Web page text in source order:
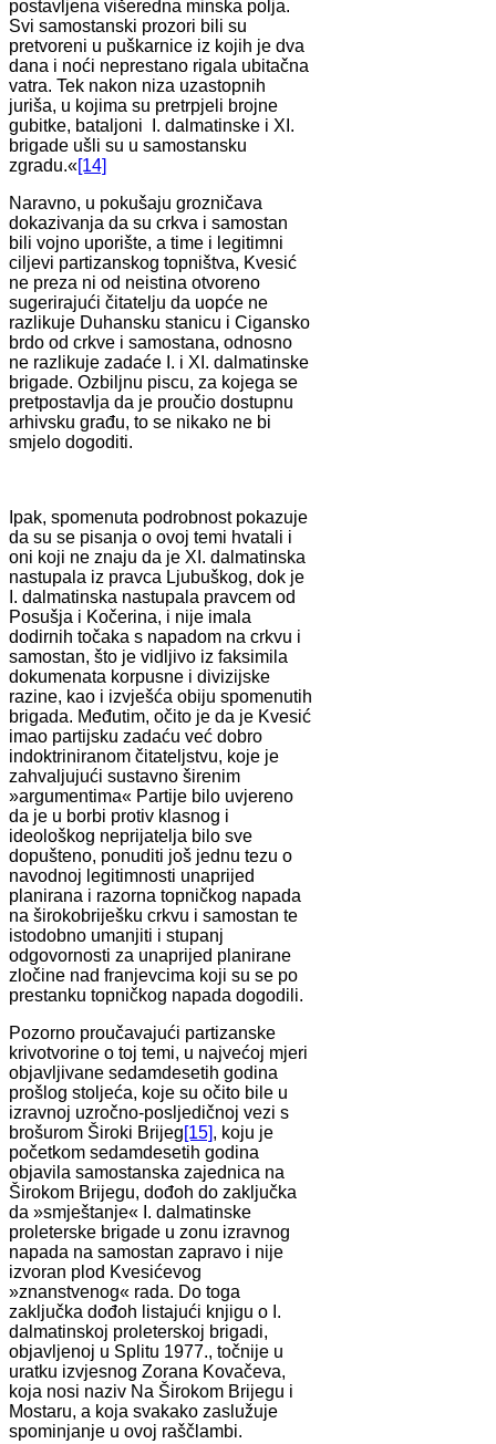
postavljena višeredna minska polja.
Svi samostanski prozori bili su
pretvoreni u puškarnice iz kojih je dva
dana i noći neprestano rigala ubitačna
vatra. Tek nakon niza uzastopnih
juriša, u kojima su pretrpjeli brojne
gubitke, bataljoni I. dalmatinske i XI.
brigade ušli su u samostansku
zgradu.«[14]
Naravno, u pokušaju grozničava
dokazivanja da su crkva i samostan
bili vojno uporište, a time i legitimni
ciljevi partizanskog topništva, Kvesić
ne preza ni od neistina otvoreno
sugerirajući čitatelju da uopće ne
razlikuje Duhansku stanicu i Cigansko
brdo od crkve i samostana, odnosno
ne razlikuje zadaće I. i XI. dalmatinske
brigade. Ozbiljnu piscu, za kojega se
pretpostavlja da je proučio dostupnu
arhivsku građu, to se nikako ne bi
smjelo dogoditi.
Ipak, spomenuta podrobnost pokazuje
da su se pisanja o ovoj temi hvatali i
oni koji ne znaju da je XI. dalmatinska
nastupala iz pravca Ljubuškog, dok je
I. dalmatinska nastupala pravcem od
Posušja i Kočerina, i nije imala
dodirnih točaka s napadom na crkvu i
samostan, što je vidljivo iz faksimila
dokumenata korpusne i divizijske
razine, kao i izvješća obiju spomenutih
brigada. Međutim, očito je da je Kvesić
imao partijsku zadaću već dobro
indoktriniranom čitateljstvu, koje je
zahvaljujući sustavno širenim
»argumentima« Partije bilo uvjereno
da je u borbi protiv klasnog i
ideološkog neprijatelja bilo sve
dopušteno, ponuditi još jednu tezu o
navodnoj legitimnosti unaprijed
planirana i razorna topničkog napada
na širokobriješku crkvu i samostan te
istodobno umanjiti i stupanj
odgovornosti za unaprijed planirane
zločine nad franjevcima koji su se po
prestanku topničkog napada dogodili.
Pozorno proučavajući partizanske
krivotvorine o toj temi, u najvećoj mjeri
objavljivane sedamdesetih godina
prošlog stoljeća, koje su očito bile u
izravnoj uzročno-posljedičnoj vezi s
brošurom Široki Brijeg[15], koju je
početkom sedamdesetih godina
objavila samostanska zajednica na
Širokom Brijegu, dođoh do zaključka
da »smještanje« I. dalmatinske
proleterske brigade u zonu izravnog
napada na samostan zapravo i nije
izvoran plod Kvesićevog
»znanstvenog« rada. Do toga
zaključka dođoh listajući knjigu o I.
dalmatinskoj proleterskoj brigadi,
objavljenoj u Splitu 1977., točnije u
uratku izvjesnog Zorana Kovačeva,
koja nosi naziv Na Širokom Brijegu i
Mostaru, a koja svakako zaslužuje
spominjanje u ovoj raščlambi.